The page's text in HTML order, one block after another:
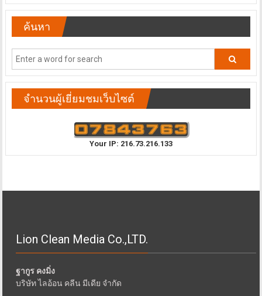
ค้นหา
จำนวนผู้เยี่ยมชมเว็บไซต์
Your IP: 216.73.216.133
Lion Clean Media Co.,LTD.
ฐากูร คงมิ่ง
บริษัท ไลอ้อน คลีน มีเดีย จำกัด